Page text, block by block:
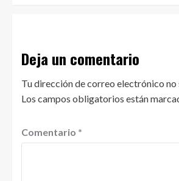
Deja un comentario
Tu dirección de correo electrónico no
Los campos obligatorios están
Comentario *